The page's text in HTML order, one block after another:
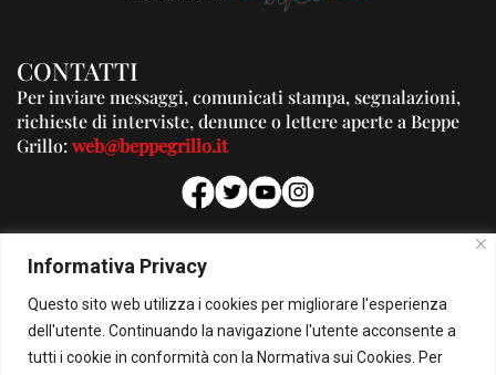
Informativa Privacy
Questo sito web utilizza i cookies per migliorare l'esperienza
dell'utente. Continuando la navigazione l'utente acconsente a
tutti i cookie in conformità con la Normativa sui Cookies. Per
CONTATTI
Per inviare messaggi, comunicati stampa, segnalazioni,
richieste di interviste, denunce o lettere aperte a Beppe
Grillo:web@beppegrillo.it
PUBBLICITA'
Per la tua pubblicità su questo Blog:
pubblicita@beppegrillo.it